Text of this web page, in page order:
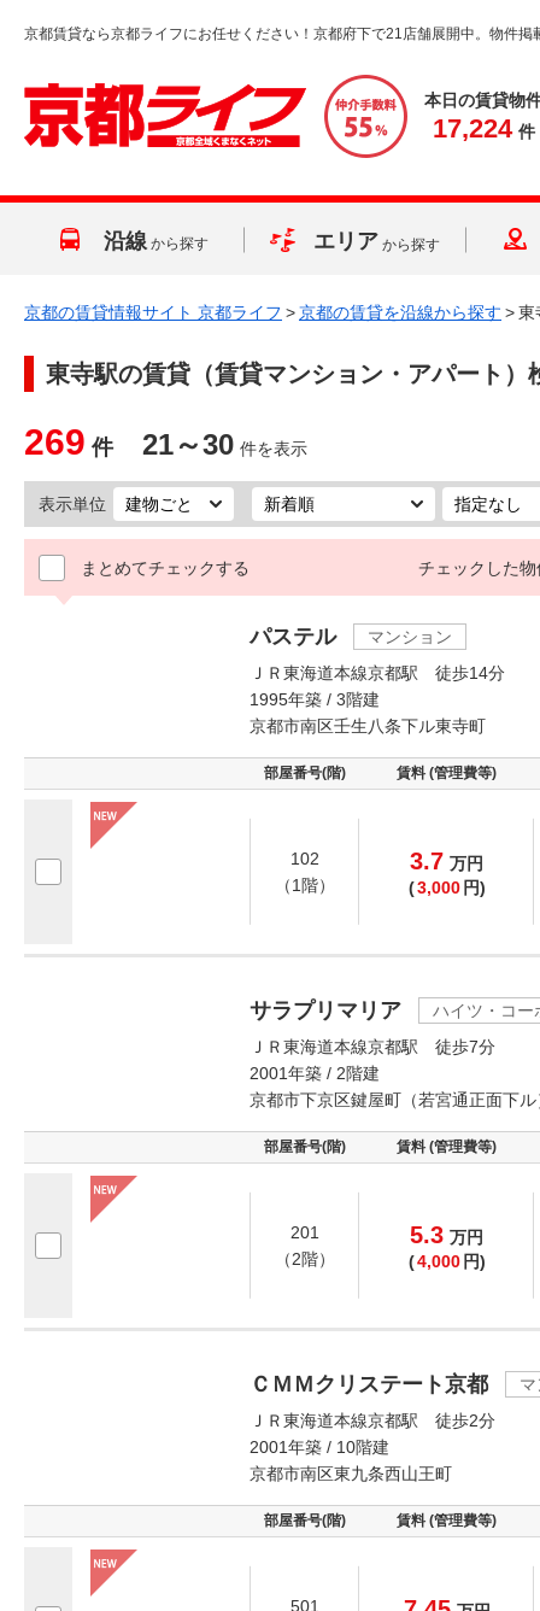
京都賃貸なら京都ライフにお任せください！京都府下で21店舗展開中。物件掲
本日の賃貸物
17,224 件
沿線 から探す エリア から探す
京都の賃貸情報サイト 京都ライフ >京都の賃貸を沿線から探す >東
東寺駅の賃貸（賃貸マンション・アパート）
269 件 21～30 件を表示
表示単位
まとめてチェックする チェックした物
パステル
マンション
ＪＲ東海道本線京都駅 徒歩14分
1995年築 / 3階建
京都市南区壬生八条下ル東寺町
部屋番号(階) 賃料 (管理費等)
102
（1階）
3.7 万円
(3,000 円)
サラプリマリア
ハイツ・コー
ＪＲ東海道本線京都駅 徒歩7分
2001年築 / 2階建
京都市下京区鍵屋町（若宮通正面下ル
部屋番号(階) 賃料 (管理費等)
201
（2階）
5.3 万円
(4,000 円)
ＣＭＭクリステート京都
ＪＲ東海道本線京都駅 徒歩2分
2001年築 / 10階建
京都市南区東九条西山王町
部屋番号(階) 賃料 (管理費等)
501